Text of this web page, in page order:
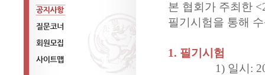
공지사항
질문코너
회원모집
본 협회가 주최한
필기시험을 통해
1. 필기시험
1) 일시: 2023